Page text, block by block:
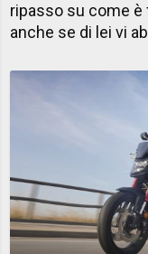
ripasso su come è
anche se di lei vi